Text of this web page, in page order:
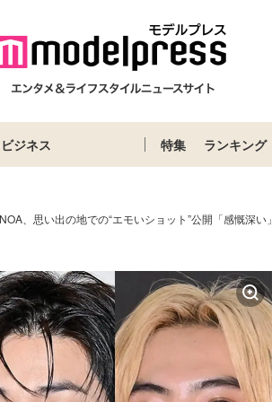
ビジネス 特集 ランキング
、思い出の地での“エモいショット”公開「感慨深い」